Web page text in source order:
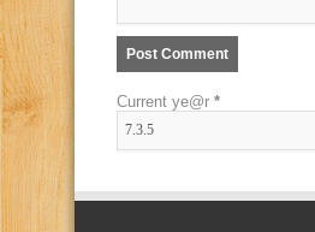
Current ye@r *